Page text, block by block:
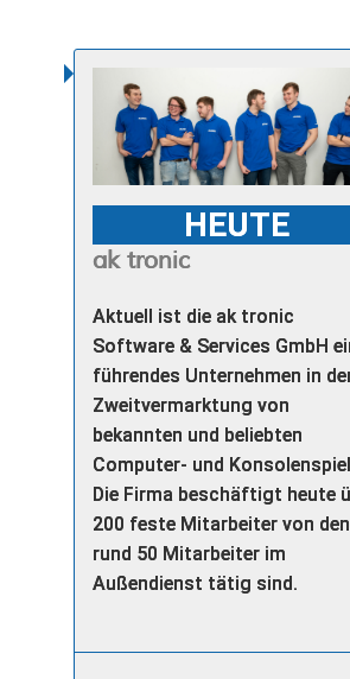
HEUTE
ak tronic
Aktuell ist die ak tronic
Software & Services GmbH
führendes Unternehmen in
Zweitvermarktung von
bekannten und beliebten
Computer- und
Die Firma beschäftigt heute
200 feste Mitarbeiter von
rund 50 Mitarbeiter im
Außendienst tätig sind.